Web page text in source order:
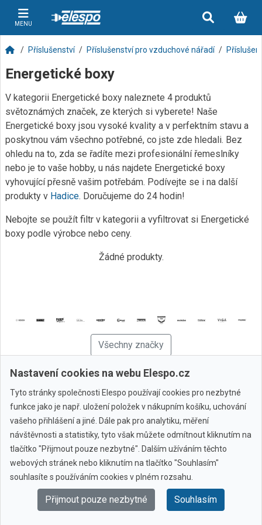
MENU
Příslušenství Příslušenství pro vzduchové nářadí
Energetické boxy
V kategorii Energetické boxy naleznete 4 produktů
světoznámých značek, ze kterých si vyberete! Naše
Energetické boxy jsou vysoké kvality a v perfektním stavu a
poskytnou vám všechno potřebné, co jste zde hledali. Bez
ohledu na to, zda se řadíte mezi profesionální řemeslníky
nebo je to vaše hobby, u nás najdete Energetické boxy
vyhovující přesně vašim potřebám. Podívejte se i na další
produkty v Hadice. Doručujeme do 24 hodin!
Nebojte se použít filtr v kategorii a vyfiltrovat si Energetické
boxy podle výrobce nebo ceny.
Žádné produkty.
Všechny značky
© 2010 - 2026 Elespo.cz
Nastavení cookies na webu Elespo.cz
Tyto stránky společnosti Elespo používají cookies pro nezbytné
funkce jako je např. uložení položek v nákupním košíku, uchování
vašeho přihlášení a jiné. Dále pak pro analytiku, měření
návštěvnosti a statistiky, tyto však můžete odmítnout kliknutím na
tlačítko "Přijmout pouze nezbytné". Dalším užíváním těchto
webových stránek nebo kliknutím na tlačítko "Souhlasím"
souhlasíte s používáním cookies v plném rozsahu.
Přijmout pouze nezbytné Souhlasím